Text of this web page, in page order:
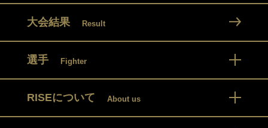
大会結果 Result
選手 Fighter
RISEについて About us